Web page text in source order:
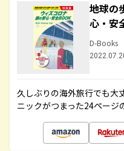
地球の
心・安
D-Books
久しぶりの海外旅行でも大
ニックがつまった24ページ